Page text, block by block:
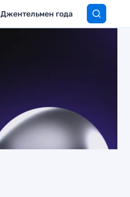
Джентельмен года